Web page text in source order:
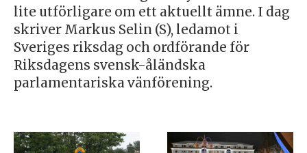
lite utförligare om ett aktuellt ämne. I dag
skriver Markus Selin (S), ledamot i
Sveriges riksdag och ordförande för
Riksdagens svensk-åländska
parlamentariska vänförening.